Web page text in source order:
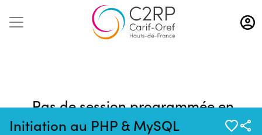
Aller
au
contenu
Initiation au PHP & MySQL
Pas de session programmée en
ce moment